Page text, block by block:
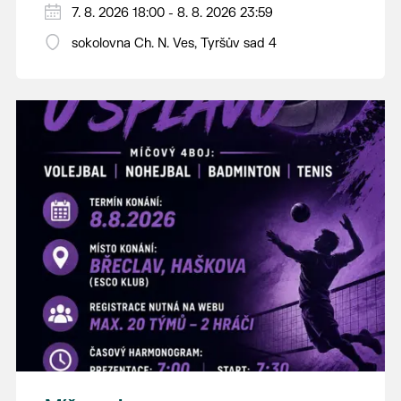
PÁTEK 7. srpna
18:00 - ruční stavění máje
14:00 - krojový průvod pro stárky od
hostince “U Buvola”
16:00 - odpolední zábava na sokolovně
21:00 - večerní zábava
K tanci a poslechu bude hrát DH
Lanžhotčané.
Těšíme se na Vás!
7. 8. 2026 18:00 - 8. 8. 2026 23:59
sokolovna Ch. N. Ves, Tyršův sad 4